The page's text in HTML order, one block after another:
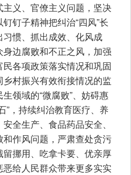
义、官僚主义问题，坚决
钉子精神把纠治“四风”长
惯、抓出成效、化风成
边腐败和不正之风，加强
各项政策落实情况和巩固
村振兴有效衔接情况的监
领域的“微腐败”、妨碍惠
”，持续纠治教育医疗、养
全生产、食品药品安全、
作风问题，严肃查处贪污
挪用、吃拿卡要、优亲厚
给人民群众带来更多实实